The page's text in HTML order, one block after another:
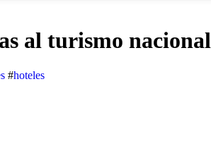
al turismo nacional
#hoteles